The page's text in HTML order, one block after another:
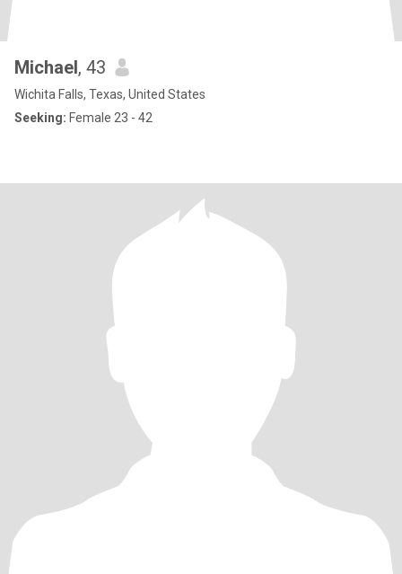
Michael, 43
Wichita Falls, Texas, United States
Seeking: Female 23 - 42